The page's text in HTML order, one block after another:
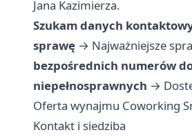
Jana Kazimierza.
Szukam danych
sprawę → Najważniejsze
bezpośrednich numerów
niepełnosprawnych →
Oferta wynajmu Coworking
Kontakt i siedziba